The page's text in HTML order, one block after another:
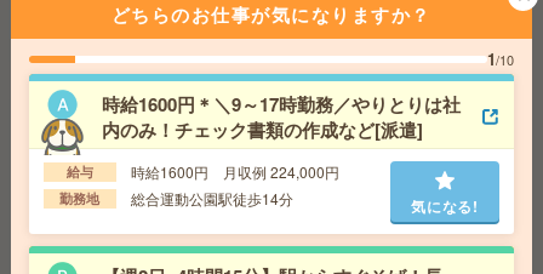
京都府京都市伏見区 京阪本線 藤森駅徒歩10
分
気になる!
【オープニング募集】おばあちゃんのお散歩付き添いも
仕事の1つ[派遣]
給 与 無資格未経験：時給1450円～ ■週払いOK
■扶養内OK ■日収1万1600円以上
交通費 交通費全額支給
勤務地 気になる!
どちらのお仕事が気になりますか？
1/10
時給1600円＊＼9～17時勤務／やりとりは社
内のみ！チェック書類の作成など[派遣]
給与 時給1600円 月収例 224,000円
勤務地 総合運動公園駅徒歩14分 気になる!